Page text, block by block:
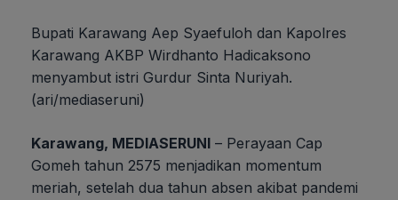
Bupati Karawang Aep Syaefuloh dan Kapolres
Karawang AKBP Wirdhanto Hadicaksono
menyambut istri Gurdur Sinta Nuriyah.
(ari/mediaseruni)
Karawang, MEDIASERUNI – Perayaan Cap
Gomeh tahun 2575 menjadikan momentum
meriah, setelah dua tahun absen akibat pandemi